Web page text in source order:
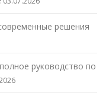
решения
руководство по